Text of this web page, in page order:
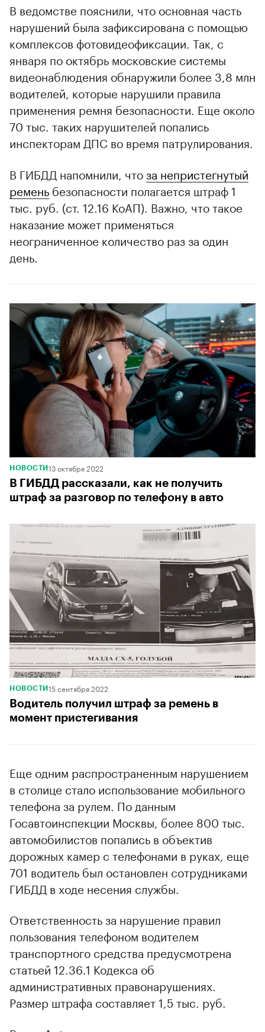
В ведомстве пояснили, что основная часть
нарушений была зафиксирована с помощью
комплексов фотовидеофиксации. Так, с
января по октябрь московские системы
видеонаблюдения обнаружили более 3,8 млн
водителей, которые нарушили правила
применения ремня безопасности. Еще около
70 тыс. таких нарушителей попались
инспекторам ДПС во время патрулирования.
В ГИБДД напомнили, чтоза непристегнутый
ремень безопасности полагается штраф 1
тыс. руб. (ст. 12.16 КоАП). Важно, что такое
наказание может применяться
неограниченное количество раз за один
день.
НОВОСТИ 13 октября 2022
В ГИБДД рассказали, как не получить
штраф за разговор по телефону в авто
НОВОСТИ 15 сентября 2022
Водитель получил штраф за ремень в
момент пристегивания
Еще одним распространенным нарушением
в столице стало использование мобильного
телефона за рулем. По данным
Госавтоинспекции Москвы, более 800 тыс.
автомобилистов попались в объектив
дорожных камер с телефонами в руках, еще
701 водитель был остановлен сотрудниками
ГИБДД в ходе несения службы.
Ответственность за нарушение правил
пользования телефоном водителем
транспортного средства предусмотрена
статьей 12.36.1 Кодекса об
административных правонарушениях.
Размер штрафа составляет 1,5 тыс. руб.